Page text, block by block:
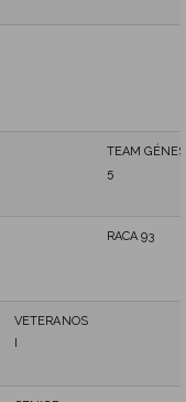
TEAM
5
RACA 93
VETERANOS